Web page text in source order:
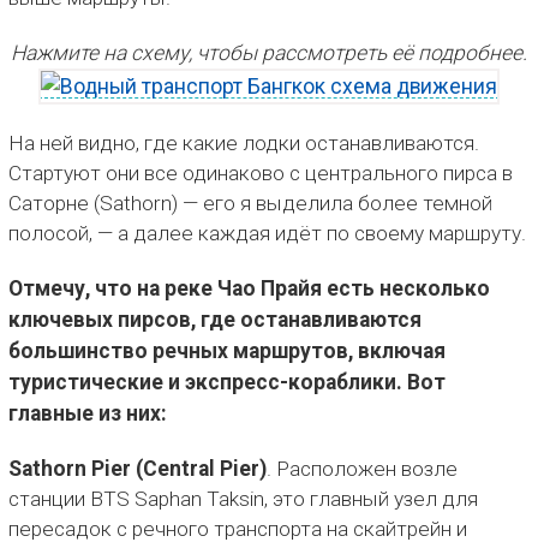
Нажмите на схему, чтобы рассмотреть её подробнее.
На ней видно, где какие лодки останавливаются.
Стартуют они все одинаково с центрального пирса в
Саторне (Sathorn) — его я выделила более темной
полосой, — а далее каждая идёт по своему маршруту.
Отмечу, что на реке Чао Прайя есть несколько
ключевых пирсов, где останавливаются
большинство речных маршрутов, включая
туристические и экспресс-кораблики. Вот
главные из них:
Sathorn Pier (Central Pier). Расположен возле
станции BTS Saphan Taksin, это главный узел для
пересадок с речного транспорта на скайтрейн и